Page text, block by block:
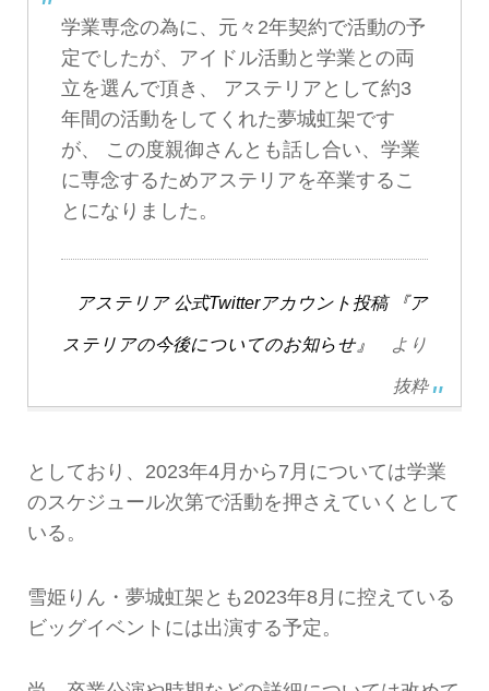
学業専念の為に、元々2年契約で活動の予
定でしたが、アイドル活動と学業との両
立を選んで頂き、 アステリアとして約3
年間の活動をしてくれた夢城虹架です
が、 この度親御さんとも話し合い、学業
に専念するためアステリアを卒業するこ
とになりました。
アステリア 公式Twitterアカウント投稿 『ア
ステリアの今後についてのお知らせ』 より
抜粋
としており、2023年4月から7月については学業
のスケジュール次第で活動を押さえていくとして
いる。
雪姫りん・夢城虹架とも2023年8月に控えている
ビッグイベントには出演する予定。